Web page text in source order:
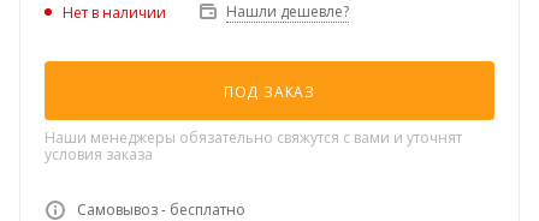
Нет в наличии Нашли дешевле?
ПОД ЗАКАЗ
Наши менеджеры обязательно свяжутся с вами и уточнят
условия заказа
Самовывоз - бесплатно